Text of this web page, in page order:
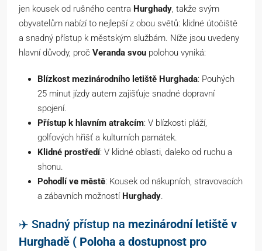
jen kousek od rušného centra Hurghady, takže svým
obyvatelům nabízí to nejlepší z obou světů: klidné útočiště
a snadný přístup k městským službám. Níže jsou uvedeny
hlavní důvody, proč Veranda svou polohou vyniká:
Blízkost mezinárodního letiště Hurghada: Pouhých
25 minut jízdy autem zajišťuje snadné dopravní
spojení.
Přístup k hlavním atrakcím: V blízkosti pláží,
golfových hřišť a kulturních památek.
Klidné prostředí: V klidné oblasti, daleko od ruchu a
shonu.
Pohodlí ve městě: Kousek od nákupních, stravovacích
a zábavních možností Hurghady.
✈️ Snadný přístup na mezinárodní letiště v
Hurghadě ( Poloha a dostupnost pro